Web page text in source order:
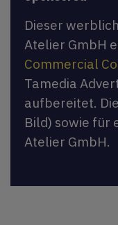
Dieser
Atelier GmbH
Commercial
Tamedia
aufbereitet.
Bild) sowie für
Atelier GmbH.